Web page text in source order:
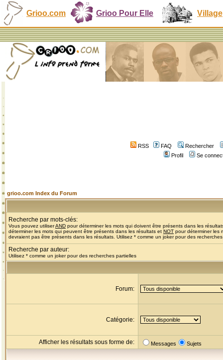
Grioo.com Grioo Pour Elle Village
RSS FAQ
Rechercher
Profil
Se
grioo.com Index du Forum
Recherche par mots-clés:
Vous pouvez utiliserAND pour déterminer les mots qui doivent être présents dans les
déterminer les mots qui peuvent être présents dans les résultats et NOT pour déterminer les
devraient pas être présents dans les résultats. Utilisez * comme un joker pour des
Recherche par auteur:
Utilisez * comme un joker pour des recherches partielles
Forum:
Catégorie:
Afficher les résultats sous forme de: Messages Sujets